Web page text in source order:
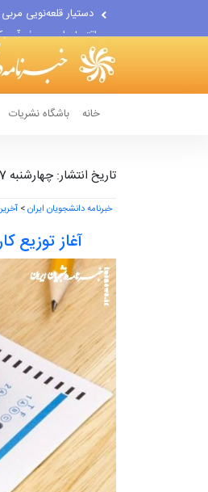
اقتصاددان معروف
انتشار اخبار جعلی
خانه باشگاه نشریات
تاریخ انتشار: چهارشنبه 1405/04/17 - 12:10
خبرنامه دانشجویان ایران>
آغاز توزیع کارت کنکور